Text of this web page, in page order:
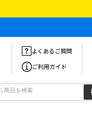
よくあるご質問
ご利用ガイド